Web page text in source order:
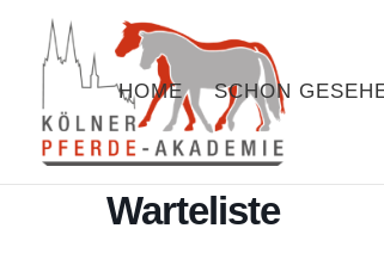
HOME SCHON
Hufe und
Warteliste